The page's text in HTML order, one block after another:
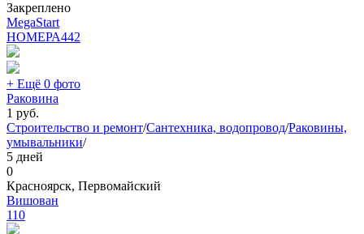
Закреплено
MegaStart
НОМЕРА442
+ Ещё 0 фото
Раковина
1 руб.
Строительство и ремонт/Сантехника, водопровод/Раковины,
умывальники/
5 дней
0
Красноярск, Первомайский
Вишован
110